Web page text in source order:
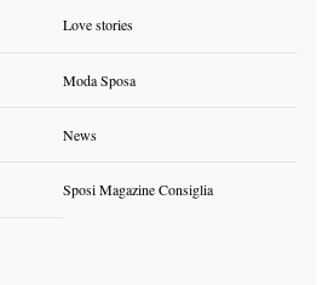
Love stories
Moda Sposa
News
Sposi Magazine Consiglia